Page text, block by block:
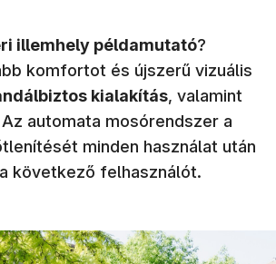
illemhely példamutató?
komfortot és újszerű vizuális
kialakítás, valamint
Az automata mosórendszer a
minden használat után
következő felhasználót.